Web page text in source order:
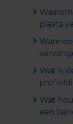
plaats
Wat is
Wat
een